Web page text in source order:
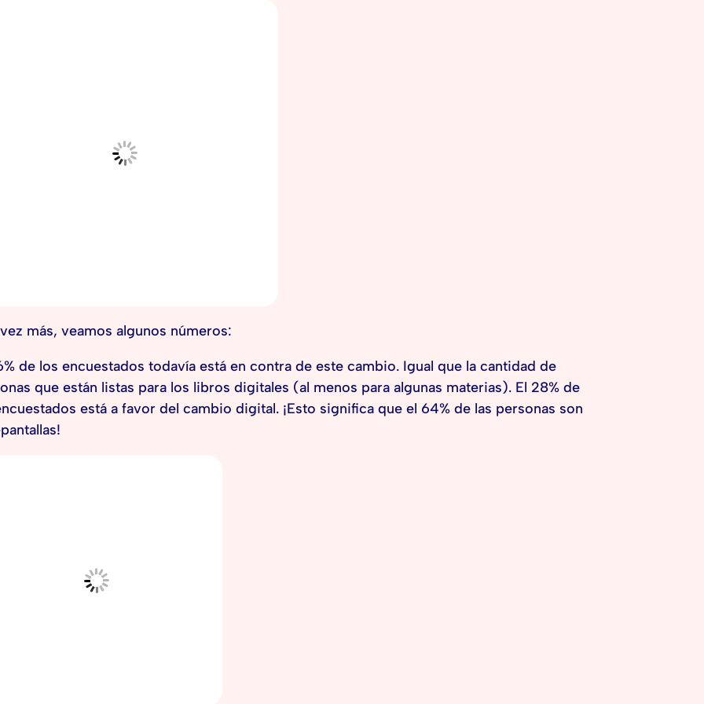
más, veamos algunos números:
de los encuestados todavía está en contra de este cambio. Igual que la cantidad de
que están listas para los libros digitales (al menos para algunas materias). El 28% de
está a favor del cambio digital. ¡Esto significa que el 64% de las personas son